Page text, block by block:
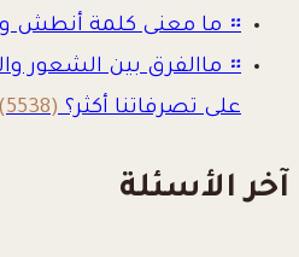
። ما معنى كلمة أنطش
። ماالفرق بين الشعور
على تصرفاتنا أكثر؟(5538)
آخر الأسئلة